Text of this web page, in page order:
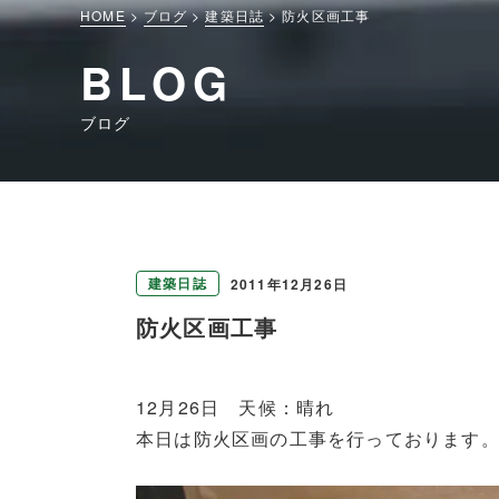
HOME ブログ 建築日誌 防火区画工事
BLOG
ブログ
建築日誌 2011年12月26日
防火区画工事
12月26日 天候：晴れ
本日は防火区画の工事を行っております。